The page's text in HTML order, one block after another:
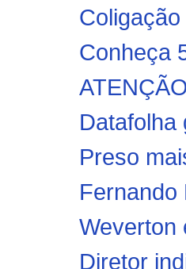
Conheça
Datafolha
Preso
Fernando
Weverton
Diretor